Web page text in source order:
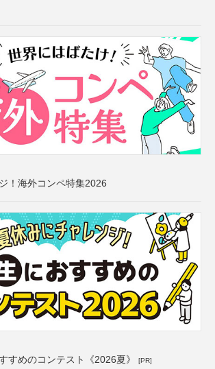
！海外コンペ特集2026
すめのコンテスト《2026夏》 [PR]